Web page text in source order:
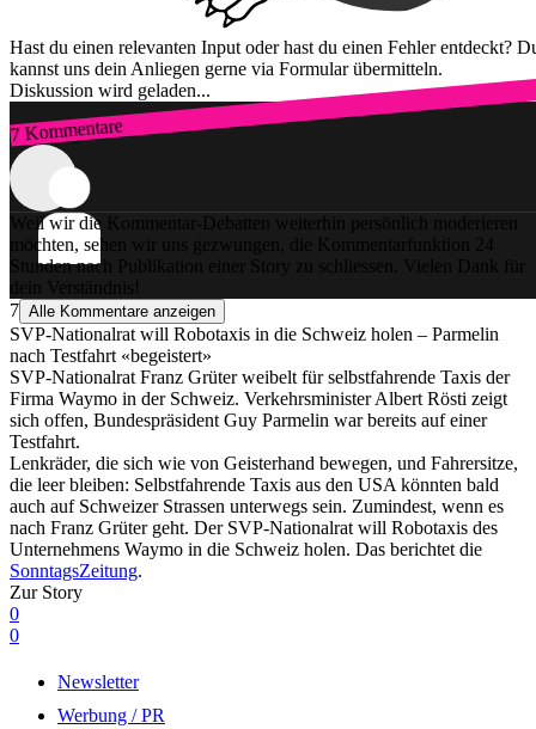
Hast du einen relevanten Input oder hast du einen Fehler entdeckt?
kannst uns dein Anliegen gerne via Formular übermitteln.
Diskussion wird geladen...
7 Kommentare
Zum Login
Weil wir die Kommentar-Debatten weiterhin persönlich moderieren
möchten, sehen wir uns gezwungen, die Kommentarfunktion 24
Stunden nach Publikation einer Story zu schliessen. Vielen Dank für
dein Verständnis!
7 Alle Kommentare anzeigen
SVP-Nationalrat will Robotaxis in die Schweiz holen – Parmelin
nach Testfahrt «begeistert»
SVP-Nationalrat Franz Grüter weibelt für selbstfahrende Taxis der
Firma Waymo in der Schweiz. Verkehrsminister Albert Rösti zeigt
sich offen, Bundespräsident Guy Parmelin war bereits auf einer
Testfahrt.
Lenkräder, die sich wie von Geisterhand bewegen, und Fahrersitze,
die leer bleiben: Selbstfahrende Taxis aus den USA könnten bald
auch auf Schweizer Strassen unterwegs sein. Zumindest, wenn es
nach Franz Grüter geht. Der SVP-Nationalrat will Robotaxis des
Unternehmens Waymo in die Schweiz holen. Das berichtet die
SonntagsZeitung.
Zur Story
0
0
Newsletter
Werbung / PR